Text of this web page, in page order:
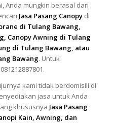
Anda mungkin berasal dari
Jasa Pasang Canopy di
di Tulang Bawang,
Canopy Awning di Tulang
di Tulang Bawang, atau
Bawang. Untuk
kami tidak berdomisili di
jasa untuk Anda
khususnya Jasa Pasang
Kain, Awning, dan